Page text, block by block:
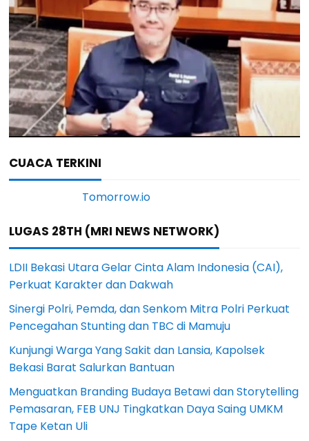
CUACA TERKINI
LUGAS 28TH (MRI NEWS NETWORK)
LDII Bekasi Utara Gelar Cinta Alam Indonesia (CAI),
Perkuat Karakter dan Dakwah
Sinergi Polri, Pemda, dan Senkom Mitra Polri Perkuat
Pencegahan Stunting dan TBC di Mamuju
Kunjungi Warga Yang Sakit dan Lansia, Kapolsek
Bekasi Barat Salurkan Bantuan
Menguatkan Branding Budaya Betawi dan Storytelling
Pemasaran, FEB UNJ Tingkatkan Daya Saing UMKM
Tape Ketan Uli